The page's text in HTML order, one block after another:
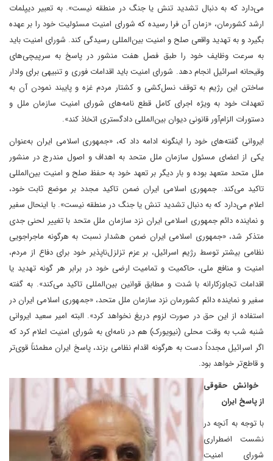
می‌دارد که به دنبال تشدید تنش یا جنگ در منطقه نیست». به تعبیر دیپلمات
ارشد کشورمان، «زمان آن فرا رسیده که شورای امنیت مسئولیت خود را بر عهده
بگیرد و به تهدید واقعی صلح و امنیت بین‌المللی رسیدگی کند. شورای امنیت باید
به سرعت وظایف خود را طبق فصل هفت منشور در پاسخ به سرپیچی‌های
وقیحانه اسرائیل انجام دهد. شورای امنیت باید اقدامات فوری و تنبیهی برای وادار
ساختن این رژیم به توقف نسل‌کشی و کشتار مردم غزه و پایبند نمودن آن به
تعهدات خود به ویژه اجرای کامل قطع نامه‌های شورای امنیت سازمان ملل و
دستورات الزام‌آور قانونی دیوان بین‌المللی دادگستری اتخاذ کند».
ایروانی گفته‌های خود را اینگونه ادامه داد که، «جمهوری اسلامی ایران به‌عنوان
یکی از اعضای مسئول سازمان ملل متحد به اهداف و اصول مندرج در منشور
ملل متحد متعهد بوده و بار دیگر بر تعهد خود به حفظ صلح و امنیت بین‌المللی
تاکید می‌کند. جمهوری اسلامی ایران ضمن تاکید مجدد بر موضع ثابت خود،
اعلام می‌دارد که به دنبال تشدید تنش یا جنگ در منطقه نیست». با اینحال سفیر
و نماینده دائم جمهوری اسلامی ایران نزد سازمان ملل متحد با تغییر لحنی جدی
متذکر شد، «جمهوری اسلامی ایران ضمن هشدار نسبت به هرگونه ماجراجویی
نظامی بیشتر توسط رژیم اسرائیل، بر عزم تزلزل‌ناپذیر خود برای دفاع از مردم،
امنیت و منافع ملی، حاکمیت و تمامیت ارضی خود در برابر هر گونه تهدید یا
اقدامات تجاوزکارانه با شدت و مطابق قوانین بین‌المللی تاکید می‌کند». به گفته
سفیر و نماینده دائم کشورمان نزد سازمان ملل متحد، «جمهوری اسلامی ایران در
استفاده از این حق در صورت لزوم دریغ نخواهد کرد». البته امیر سعید ایروانی
شنبه شب به وقت محلی (نیویورک) هم در نامه‌ای به شورای امنیت اعلام کرد که
اگر اسرائیل مجدداً دست به هرگونه اقدام نظامی بزند، پاسخ ایران مطمئناً قوی‌تر
و قاطع‌تر خواهد بود.
خوانش حقوقی
از پاسخ ایران
با توجه به آنچه در
نشست اضطراری
شورای امنیت